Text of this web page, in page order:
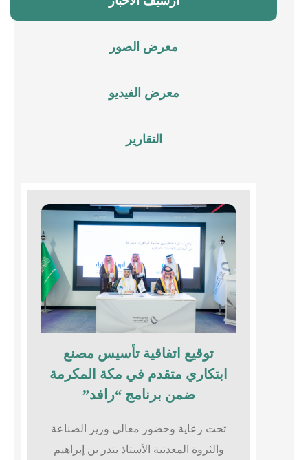
معرض الصور
معرض الفيديو
التقارير
توقيع اتفاقية تأسيس مصنع
ابتكاري متقدم في مكة المكرمة
ضمن برنامج “رافد”
تحت رعاية وحضور معالي وزير الصناعة
والثروة المعدنية الأستاذ بندر بن إبراهيم